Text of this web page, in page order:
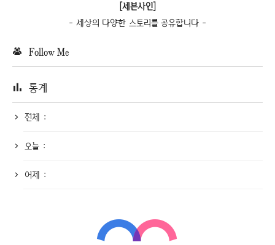
[세븐사인]
- 세상의 다양한 스토리를 공유합니다 -
Follow Me
통계
전체 :
오늘 :
어제 :